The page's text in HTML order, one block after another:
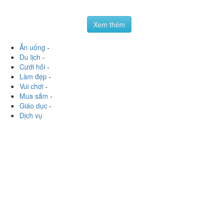
124 Láng Hạ, P. Láng Hạ, Quận Đống Đa, Hà Nội
phamquynhgiang04
vừa. Hãng có nhiều cơ sở và có nhiều mã nhg đồ uống
mình thấy ở đây ko có j đặc sắc cho...